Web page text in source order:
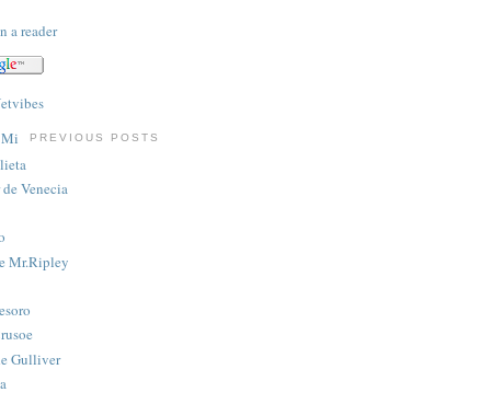
a reader
PREVIOUS POSTS
Venecia
Mr.Ripley
Gulliver